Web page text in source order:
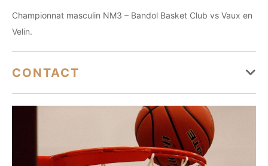
Championnat masculin NM3 – Bandol Basket Club vs Vaux en
Velin.
CONTACT